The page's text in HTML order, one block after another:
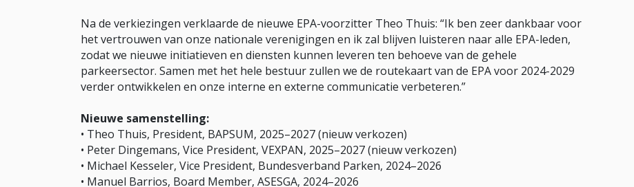
Na de verkiezingen verklaarde de nieuwe EPA-voorzitter Theo Thuis: “Ik ben zeer dankbaar voor
het vertrouwen van onze nationale verenigingen en ik zal blijven luisteren naar alle EPA-leden,
zodat we nieuwe initiatieven en diensten kunnen leveren ten behoeve van de gehele
parkeersector. Samen met het hele bestuur zullen we de routekaart van de EPA voor 2024-2029
verder ontwikkelen en onze interne en externe communicatie verbeteren.”
Nieuwe samenstelling:
• Theo Thuis, President, BAPSUM, 2025–2027 (nieuw verkozen)
• Peter Dingemans, Vice President, VEXPAN, 2025–2027 (nieuw verkozen)
• Michael Kesseler, Vice President, Bundesverband Parken, 2024–2026
• Manuel Barrios, Board Member, ASESGA, 2024–2026